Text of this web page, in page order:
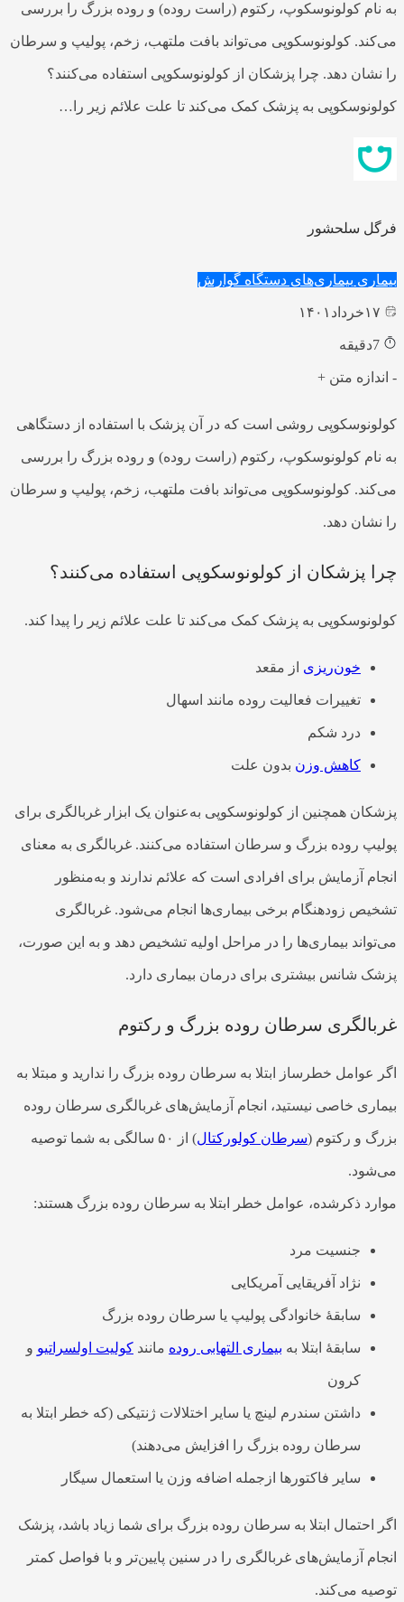
به نام کولونوسکوپ، رکتوم (راست روده) و روده بزرگ را بررسی
می‌کند. کولونوسکوپی می‌تواند بافت ملتهب، زخم، پولیپ و سرطان
را نشان دهد. چرا پزشکان از کولونوسکوپی استفاده می‌کنند؟
کولونوسکوپی به پزشک کمک می‌کند تا علت علائم زیر را…
فرگل سلحشور
بیماری بیماری‌های دستگاه گوارش
خرداد ۱۴۰۱
دقیقه
- اندازه متن +
کولونوسکوپی روشی است که در آن پزشک با استفاده از دستگاهی
به نام کولونوسکوپ، رکتوم (راست روده) و روده بزرگ را بررسی
می‌کند. کولونوسکوپی می‌تواند بافت ملتهب، زخم، پولیپ و سرطان
را نشان دهد.
چرا پزشکان از کولونوسکوپی استفاده می‌کنند؟
کولونوسکوپی به پزشک کمک می‌کند تا علت علائم زیر را پیدا کند.
خون‌ریزی از مقعد
تغییرات فعالیت روده مانند اسهال
درد شکم
کاهش وزن بدون علت
پزشکان همچنین از کولونوسکوپی به‌عنوان یک ابزار غربالگری برای
پولیپ روده بزرگ و سرطان استفاده می‌کنند. غربالگری به معنای
انجام آزمایش برای افرادی است که علائم ندارند و به‌منظور
تشخیص زودهنگام برخی بیماری‌ها انجام می‌شود. غربالگری
می‌تواند بیماری‌ها را در مراحل اولیه تشخیص دهد و به این صورت،
پزشک شانس بیشتری برای درمان بیماری دارد.
غربالگری سرطان روده بزرگ و رکتوم
اگر عوامل خطرساز ابتلا به سرطان روده بزرگ را ندارید و مبتلا به
بیماری خاصی نیستید، انجام آزمایش‌های غربالگری سرطان روده
بزرگ و رکتوم (سرطان کولورکتال ) از ۵۰ سالگی به شما توصیه
می‌شود.
موارد ذکرشده، عوامل خطر ابتلا به سرطان روده بزرگ هستند:
جنسیت مرد
نژاد آفریقایی آمریکایی
سابقۀ خانوادگی پولیپ یا سرطان روده بزرگ
سابقۀ ابتلا به بیماری التهابی روده مانند کولیت اولسراتیو و
کرون
داشتن سندرم لینچ یا سایر اختلالات ژنتیکی (که خطر ابتلا به
سرطان روده بزرگ را افزایش می‌دهند)
سایر فاکتورها ازجمله اضافه وزن یا استعمال سیگار
اگر احتمال ابتلا به سرطان روده بزرگ برای شما زیاد باشد، پزشک
انجام آزمایش‌های غربالگری را در سنین پایین‌تر و با فواصل کمتر
توصیه می‌کند.